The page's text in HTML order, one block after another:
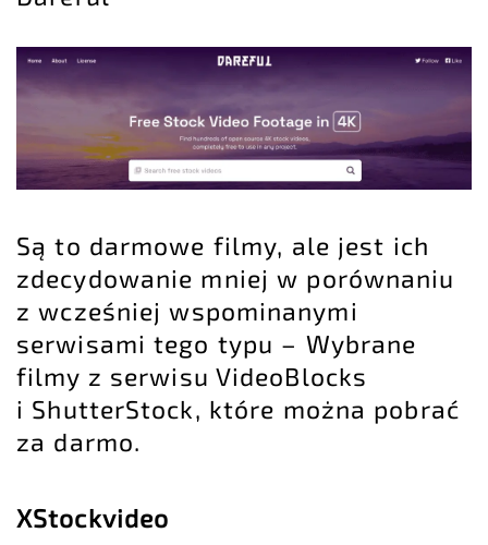
Są to darmowe filmy, ale jest ich
zdecydowanie mniej w porównaniu
z wcześniej wspominanymi
serwisami tego typu – Wybrane
filmy z serwisu VideoBlocks
i ShutterStock, które można pobrać
za darmo.
XStockvideo